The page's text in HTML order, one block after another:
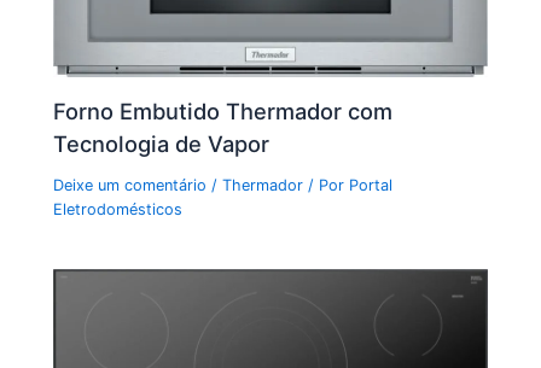
Forno Embutido Thermador com
Tecnologia de Vapor
Deixe um comentário /Thermador / Por Portal
Eletrodomésticos